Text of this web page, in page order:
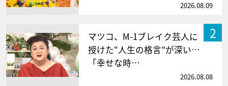
2026.08.09
2
マツコ、M-1ブレイク芸人に
授けた“人生の格言”が深い…
「幸せな時…
2026.08.08